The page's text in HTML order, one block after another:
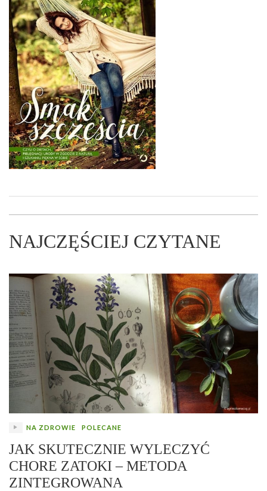
NAJCZĘŚCIEJ CZYTANE
NA ZDROWIE POLECANE
JAK SKUTECZNIE WYLECZYĆ
CHORE ZATOKI – METODA
ZINTEGROWANA